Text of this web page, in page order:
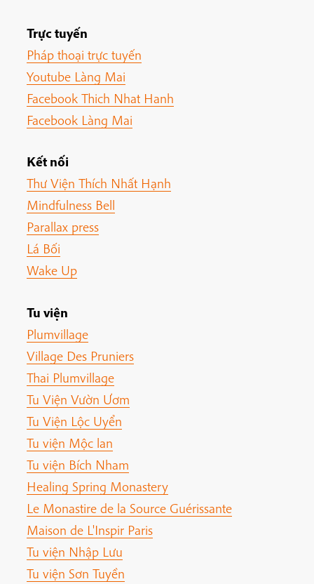
Trực tuyến
Pháp thoại trực tuyến
Youtube Làng Mai
Facebook Thich Nhat Hanh
Facebook Làng Mai
Kết nối
Thư Viện Thích Nhất Hạnh
Mindfulness Bell
Parallax press
Lá Bối
Wake Up
Tu viện
Plumvillage
Village Des Pruniers
Thai Plumvillage
Tu Viện Vườn Ươm
Tu Viện Lộc Uyển
Tu viện Mộc lan
Tu viện Bích Nham
Healing Spring Monastery
Le Monastire de la Source Guérissante
Maison de L'Inspir Paris
Tu viện Nhập Lưu
Tu viện Sơn Tuyền